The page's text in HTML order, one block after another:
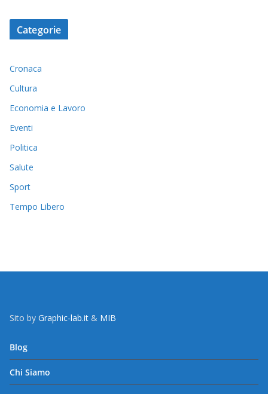
Categorie
Cronaca
Cultura
Economia e Lavoro
Eventi
Politica
Salute
Sport
Tempo Libero
Sito by Graphic-lab.it & MIB
Blog
Chi Siamo